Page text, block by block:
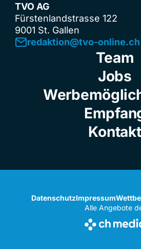
TVO AG
Fürstenlandstrasse 122
9001 St. Gallen
redaktion@tvo-online.ch
Team
Jobs
Kontakt
DatenschutzImpressum
Alle Angebote